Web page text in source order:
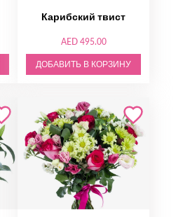
Карибский твист
AED 495.00
ДОБАВИТЬ В КОРЗИНУ